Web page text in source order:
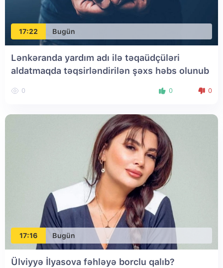
17:22 Bugün
Lənkəranda yardım adı ilə təqaüdçüləri
aldatmaqda təqsirləndirilən şəxs həbs olunub
0 0 0
17:16 Bugün
Ülviyyə İlyasova fəhləyə borclu qalıb?